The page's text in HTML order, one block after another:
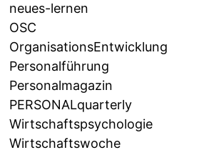
neues-lernen
OSC
OrganisationsEntwicklung
Personalführung
Personalmagazin
PERSONALquarterly
Wirtschaftspsychologie
Wirtschaftswoche